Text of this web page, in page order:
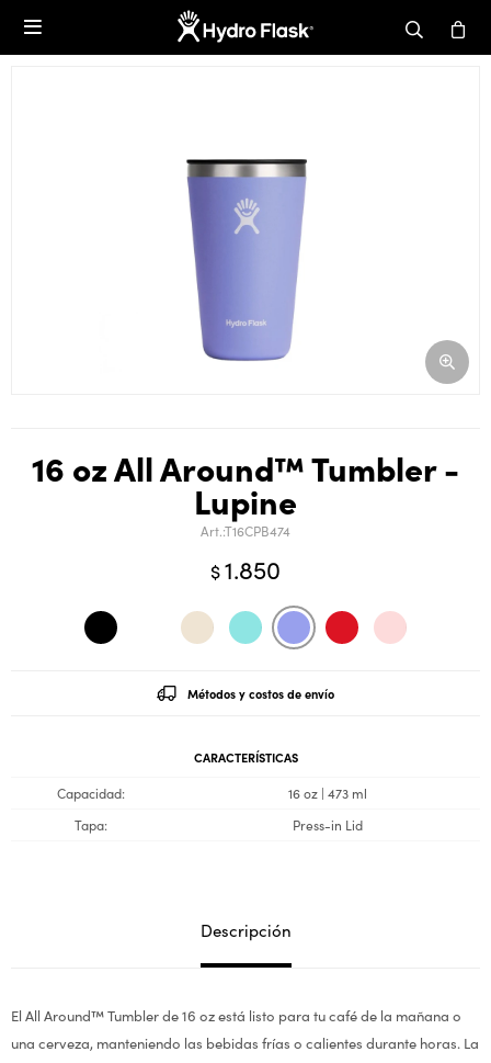

16 oz All Around™ Tumbler -
Lupine
T16CPB474
$1.850
Métodos y costos de envío
CARACTERÍSTICAS
Capacidad
16 oz | 473 ml
Tapa
Press-in Lid
Descripción
El All Around™ Tumbler de 16 oz está listo para tu café de la mañana o
una cerveza, manteniendo las bebidas frías o calientes durante horas. La